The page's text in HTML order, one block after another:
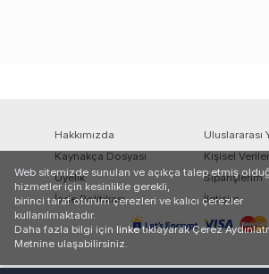
Hakkımızda
Uluslararası
Kaynakça Dosyası
Kişisel
Üyelik
Siparişlerim
İade Politikası
İletişim
Web sitemizde sunulan ve açıkça talep etmiş
hizmetler için kesinlikle gerekli,
birinci taraf oturum çerezleri ve kalıcı çerezler
kullanılmaktadır.
Daha fazla bilgi için linke tıklayarak Çerez
Metnine ulaşabilirsiniz.